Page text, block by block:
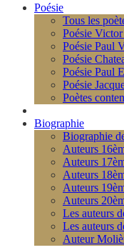
Poésie
Tous les
Poésie
Poésie Paul
Poésie
Poésie Paul
Poésie
Poètes
Biographie
Biographie
Auteurs
Auteurs
Auteurs
Auteurs
Auteurs
Les auteurs
Les auteurs
Auteur